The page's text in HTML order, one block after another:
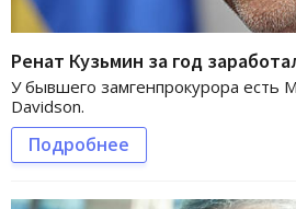
Ренат Кузьмин за год
У бывшего замгенпрокурора есть
Davidson.
Подробнее